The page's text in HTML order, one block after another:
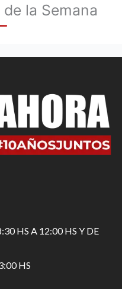
la Semana
HS A 12:00 HS Y DE
HS